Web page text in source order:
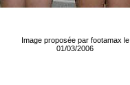
Image proposée par footamax le
01/03/2006